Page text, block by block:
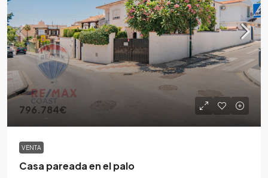
796.784€
VENTA
Casa pareada en el palo